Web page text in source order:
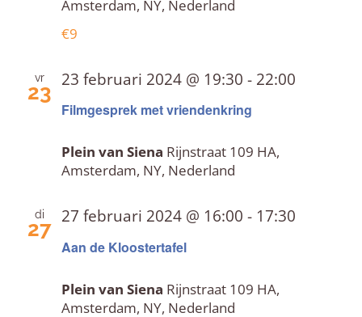
Amsterdam, NY, Nederland
€9
vr
23
Filmgesprek met vriendenkring
23 februari 2024 @ 19:30 - 22:00
Plein van Siena Rijnstraat 109 HA,
Amsterdam, NY, Nederland
di
27
Aan de Kloostertafel
27 februari 2024 @ 16:00 - 17:30
Plein van Siena Rijnstraat 109 HA,
Amsterdam, NY, Nederland